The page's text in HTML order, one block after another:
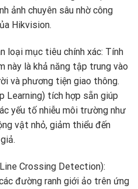
ảnh chuyên sâu nhờ công
Hikvision.
loại mục tiêu chính xác: Tính
này là khả năng tập trung vào
và phương tiện giao thông.
Learning) tích hợp sẵn giúp
yếu tố nhiễu môi trường như
vật nhỏ,giảm thiểu đến
Crossing Detection):
đường ranh giới ảo trên ứng